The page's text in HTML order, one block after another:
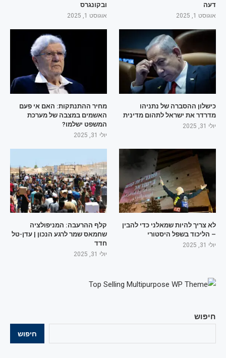
חיפוש
חיפוש
דעה
אוגוסט 1, 2025
ובקונגרס
אוגוסט 1, 2025
כישלון ההסברה של נתניהו
מדרדר את ישראל לתהום מדינית
יולי 31, 2025
מחיר ההתנתקות: האם אי פעם
האשמים במצבה של מערכת
המשפט ישלמו?
יולי 31, 2025
לא צריך להיות שמאלני כדי להבין
– הליכוד בשפל היסטורי
יולי 31, 2025
קלף ההרעבה: המניפולציה
שחמאס שמר לרגע הנכון | עדן-טל
חדד
יולי 31, 2025